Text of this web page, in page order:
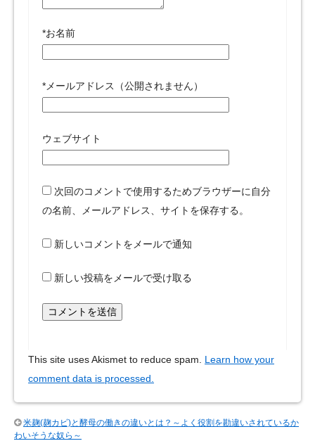
*お名前
* メールアドレス（公開されません）
ウェブサイト
次回のコメントで使用するためブラウザーに自分
の名前、メールアドレス、サイトを保存する。
新しいコメントをメールで通知
新しい投稿をメールで受け取る
This site uses Akismet to reduce spam. Learn how your
comment data is processed.
米麹(麹カビ)と酵母の働きの違いとは？～よく役割を勘違いされているか
わいそうな奴ら～